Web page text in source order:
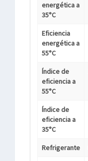
energética a
35°C
Eficiencia
energética a
55°C
Índice de
eficiencia a
55°C
Índice de
eficiencia a
35°C
Refrigerante